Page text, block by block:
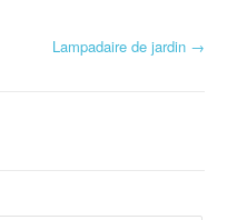
Lampadaire de jardin →